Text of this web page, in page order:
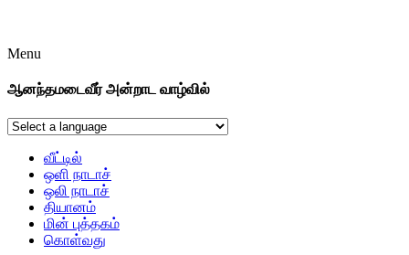
Menu
ஆனந்தமடைவீர் அன்றாட வாழ்வில்
வீட்டில்
ஒளி நாடாச்
ஒலி நாடாச்
தியானம்
மின் புத்தகம்
கொள்வது